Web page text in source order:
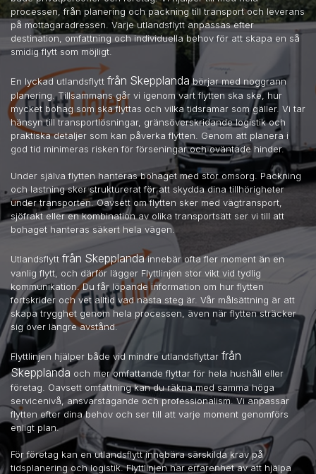
processen, från planering och packning till transport och leverans
på mottagaradressen. Varje utlandsflytt anpassas efter
destination, omfattning och individuella behov för att skapa en så
smidig flytt som möjligt.
En lyckad utlandsflytt från Skepplandabörjar med noggrann
planering. Tillsammans går vi igenom vart flytten ska ske, hur
mycket bohag som ska flyttas och vilka tidsramar som gäller. Vi tar
hänsyn till transportlösningar, gränsöverskridande logistik och
praktiska detaljer som kan påverka flytten. Genom att planera i
god tid minimeras risken för förseningar och oväntade hinder.
Under själva flytten hanteras bohaget med stor omsorg. Packning
och lastning sker strukturerat för att skydda dina tillhörigheter
under transporten. Oavsett om flytten sker med vägtransport,
sjöfrakt eller en kombination av olika transportsätt ser vi till att
bohaget hanteras säkert hela vägen.
Utlandsflytt från Skepplandainnebär ofta fler moment än en
vanlig flytt, och därför lägger Flyttlinjen stor vikt vid tydlig
kommunikation. Du får löpande information om hur flytten
fortskrider och vet alltid vad nästa steg är. Vår målsättning är att
skapa trygghet genom hela processen, även när flytten sträcker
sig över längre avstånd.
Flyttlinjen hjälper både vid mindre utlandsflyttar från
Skepplanda och mer omfattande flyttar för hela hushåll eller
företag. Oavsett omfattning kan du räkna med samma höga
servicenivå, ansvarstagande och professionalism. Vi anpassar
flytten efter dina behov och ser till att varje moment genomförs
enligt plan.
För företag kan en utlandsflytt innebära särskilda krav på
tidsplanering och logistik. Flyttlinjen har erfarenhet av att hjälpa